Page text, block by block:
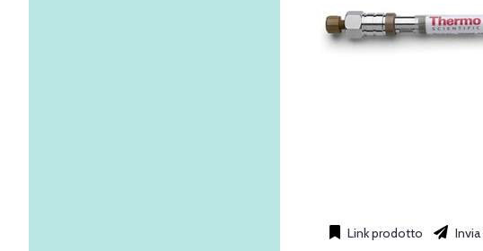
Link prodotto